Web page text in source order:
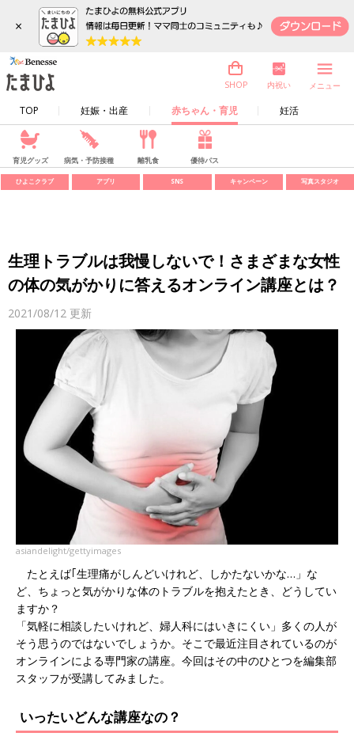
×
TOP 妊娠・出産 赤ちゃん・育児 妊活
SHOP 内祝い メニュー
育児グッズ 病気・予防接種 離乳食 優待パス
ひよこクラブ アプリ SNS キャンペーン 写真スタジオ
生理トラブルは我慢しないで！さまざまな女性
の体の気がかりに答えるオンライン講座とは？
2021/08/12 更新
asiandelight/gettyimages
たとえば｢生理痛がしんどいけれど、しかたないかな…」な
ど、ちょっと気がかりな体のトラブルを抱えたとき、どうしてい
ますか？
「気軽に相談したいけれど、婦人科にはいきにくい」多くの人が
そう思うのではないでしょうか。そこで最近注目されているのが
オンラインによる専門家の講座。今回はその中のひとつを編集部
スタッフが受講してみました。
いったいどんな講座なの？